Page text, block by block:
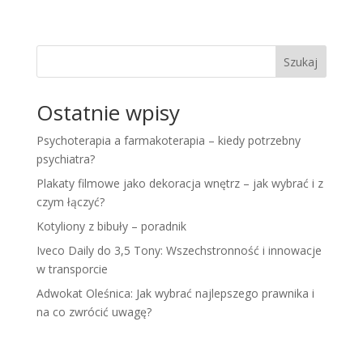
Szukaj
Ostatnie wpisy
Psychoterapia a farmakoterapia – kiedy potrzebny
psychiatra?
Plakaty filmowe jako dekoracja wnętrz – jak wybrać i z
czym łączyć?
Kotyliony z bibuły – poradnik
Iveco Daily do 3,5 Tony: Wszechstronność i innowacje
w transporcie
Adwokat Oleśnica: Jak wybrać najlepszego prawnika i
na co zwrócić uwagę?